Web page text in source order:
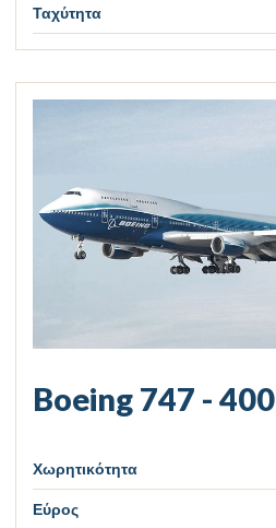
Ταχύτητα
Boeing 747 - 400
Χωρητικότητα
Εύρος